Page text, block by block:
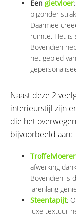
Een gietvloer
bijzonder
Daarmee
ruimte. Het is
Bovendien
het gebied
Naast deze 2
interieurstijl zijn
die het
bijvoorbeeld aan:
Troffelvloeren
afwerking
Bovendien is
jarenlang
Steentapijt:
luxe textuur